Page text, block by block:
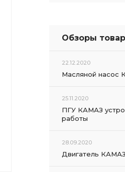
Обзоры
22.12.2020
Масляной насос
25.11.2020
ПГУ КАМАЗ
работы
28.09.2020
Двигатель КАМАЗ